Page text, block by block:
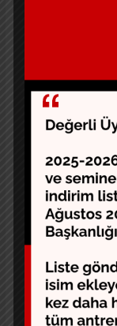
rakiplerin
dönüştürüyor.
koyarak
şey hücumun
kaldığında o
Koç
Genç uzunlar,
dediği şey
Multiple
geçilsen
gayret et.